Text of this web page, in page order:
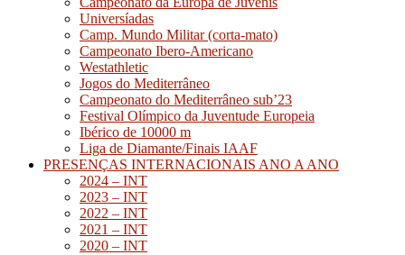
Universíadas
Camp. Mundo Militar (corta-mato)
Campeonato Ibero-Americano
Westathletic
Jogos do Mediterrâneo
Campeonato do Mediterrâneo sub’23
Festival Olímpico da Juventude Europeia
Ibérico de 10000 m
Liga de Diamante/Finais IAAF
PRESENÇAS INTERNACIONAIS ANO A ANO
2024 – INT
2023 – INT
2022 – INT
2021 – INT
2020 – INT